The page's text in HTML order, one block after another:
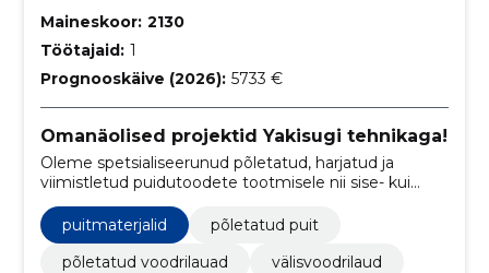
Maineskoor: 2130
Töötajaid: 1
Prognooskäive (2026): 5733 €
Omanäolised projektid Yakisugi tehnikaga!
Oleme spetsialiseerunud põletatud, harjatud ja
viimistletud puidutoodete tootmisele nii sise- kui
välisrakenduste jaoks.
puitmaterjalid
põletatud puit
põletatud voodrilauad
välisvoodrilaud